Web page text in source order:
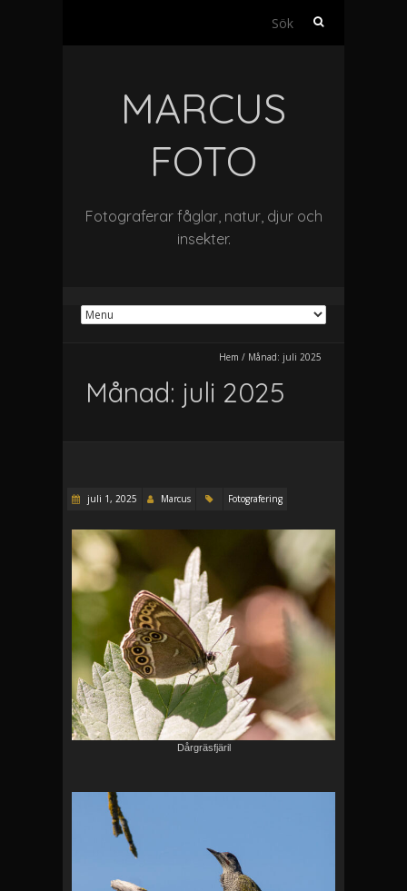
Sök
MARCUS
FOTO
Fotograferar fåglar, natur, djur och
insekter.
Hem / Månad: juli 2025
Månad: juli 2025
juli 1, 2025 Marcus Fotografering
Dårgräsfjäril